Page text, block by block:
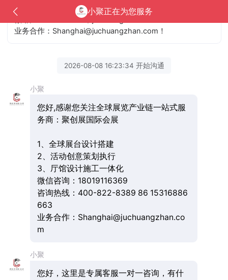
小聚正在为您服务
咨询热线：400-822-8389 / 86 15316886663
微 信：18019116369 / juchuangzhan
业务合作：Shanghai@juchuangzhan.com！
2026-08-08 16:23:34 开始沟通
小聚
您好,感谢您关注全球展览产业链一站式服
务商：聚创展国际会展
1、全球展台设计搭建
2、活动创意策划执行
3、厅馆设计施工一体化
微信咨询：18019116369
咨询热线：400-822-8389 86 15316886
663
业务合作：Shanghai@juchuangzhan.co
m
小聚
您好，这里是专属客服一对一咨询，有什